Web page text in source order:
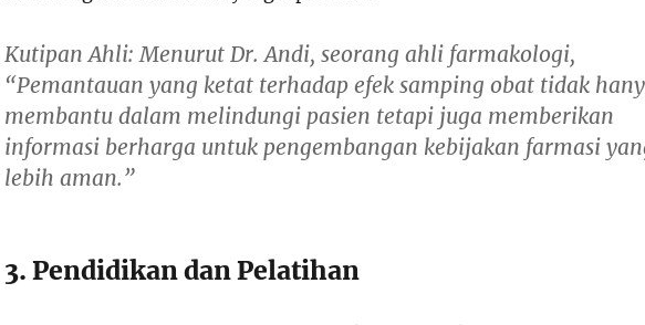
Kutipan Ahli: Menurut Dr. Andi, seorang ahli farmakologi,
“Pemantauan yang ketat terhadap efek samping obat tidak
membantu dalam melindungi pasien tetapi juga memberikan
informasi berharga untuk pengembangan kebijakan farmasi
lebih aman.”
3. Pendidikan dan Pelatihan